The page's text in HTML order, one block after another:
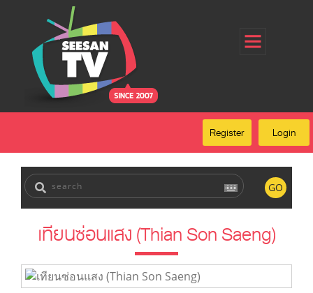
Register
Login
Forgot Password
FAQ
Login
Register
GO
เทียนซ่อนแสง (Thian Son Saeng)